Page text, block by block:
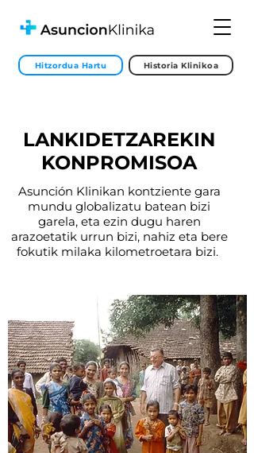
Hitzordua Hartu Historia Klinikoa
LANKIDETZAREKIN
KONPROMISOA
Asunción Klinikan kontziente gara
mundu globalizatu batean bizi
garela, eta ezin dugu haren
arazoetatik urrun bizi, nahiz eta bere
fokutik milaka kilometroetara bizi.